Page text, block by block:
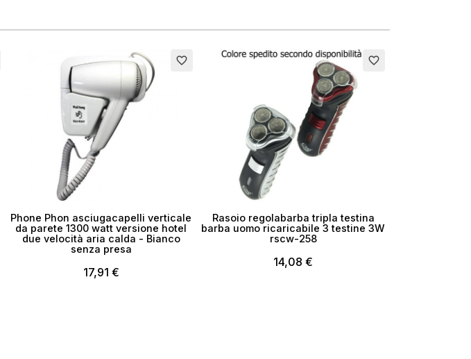
favorite_border
Phone Phon asciugacapelli verticale
da parete 1300 watt versione hotel
due velocità aria calda - Bianco
senza presa
17,91 €
favorite_border
Rasoio regolabarba tripla testina
barba uomo ricaricabile 3 testine 3W
rscw-258
14,08 €